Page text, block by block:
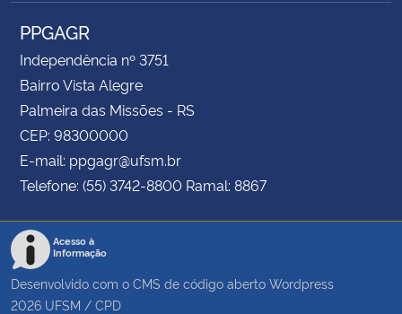
PPGAGR
Independência nº 3751
Bairro Vista Alegre
Palmeira das Missões - RS
CEP: 98300000
E-mail: ppgagr@ufsm.br
Telefone: (55) 3742-8800 Ramal: 8867
Acesso à
Informação
Desenvolvido com o CMS de código aberto Wordpress
2026 UFSM / CPD